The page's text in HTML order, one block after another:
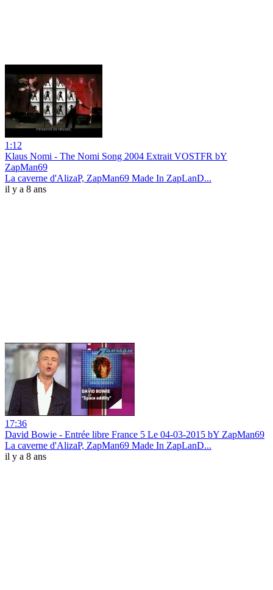
1:12
Klaus Nomi - The Nomi Song 2004 Extrait VOSTFR bY
ZapMan69
La caverne d'AlizaP, ZapMan69 Made In ZapLanD...
il y a 8 ans
17:36
David Bowie - Entrée libre France 5 Le 04-03-2015 bY ZapMan69
La caverne d'AlizaP, ZapMan69 Made In ZapLanD...
il y a 8 ans